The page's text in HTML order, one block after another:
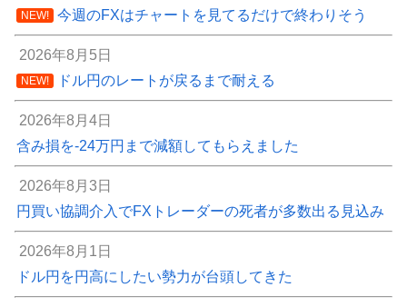
NEW! 今週のFXはチャートを見てるだけで終わりそう
2026年8月5日
NEW! ドル円のレートが戻るまで耐える
2026年8月4日
含み損を-24万円まで減額してもらえました
2026年8月3日
円買い協調介入でFXトレーダーの死者が多数出る見込み
2026年8月1日
ドル円を円高にしたい勢力が台頭してきた